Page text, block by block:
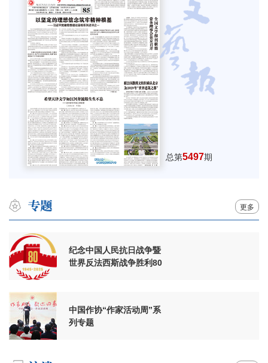
总第5497期
更多
纪念中国人民抗日战争暨
世界反法西斯战争胜利80
中国作协“作家活动周”系
列专题